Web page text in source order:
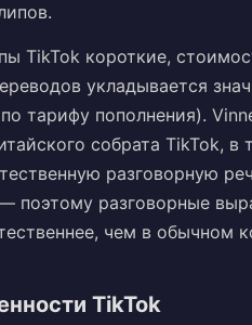
TikTok короткие,
укладывается
тарифу пополнения).
собрата TikTok,
разговорную
поэтому разговорные
чем в обычном
TikTok